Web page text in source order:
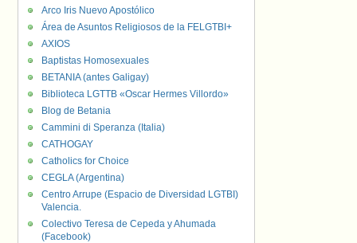
Arco Iris Nuevo Apostólico
Área de Asuntos Religiosos de la FELGTBI+
AXIOS
Baptistas Homosexuales
BETANIA (antes Galigay)
Biblioteca LGTTB «Oscar Hermes Villordo»
Blog de Betania
Cammini di Speranza (Italia)
CATHOGAY
Catholics for Choice
CEGLA (Argentina)
Centro Arrupe (Espacio de Diversidad LGTBI)
Valencia.
Colectivo Teresa de Cepeda y Ahumada
(Facebook)